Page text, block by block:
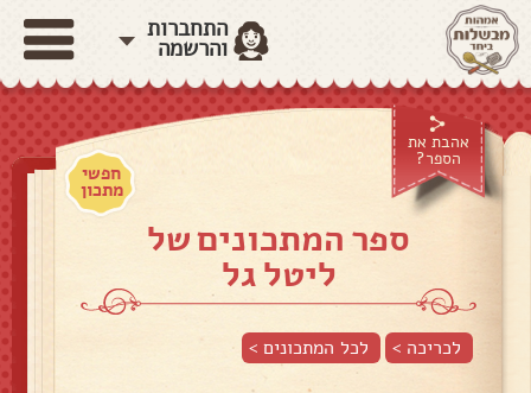
התחברות
והרשמה
אהבת את
הספר?
חפשי
מתכון
ספר המתכונים של
ליטל גל
לכריכה > לכל המתכונים >